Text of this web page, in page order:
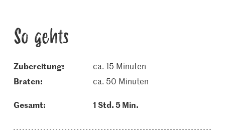
So gehts
Zubereitung:
ca. 15 Minuten
braten:
ca. 50 Minuten
Gesamt: 1 Std. 5 Min.